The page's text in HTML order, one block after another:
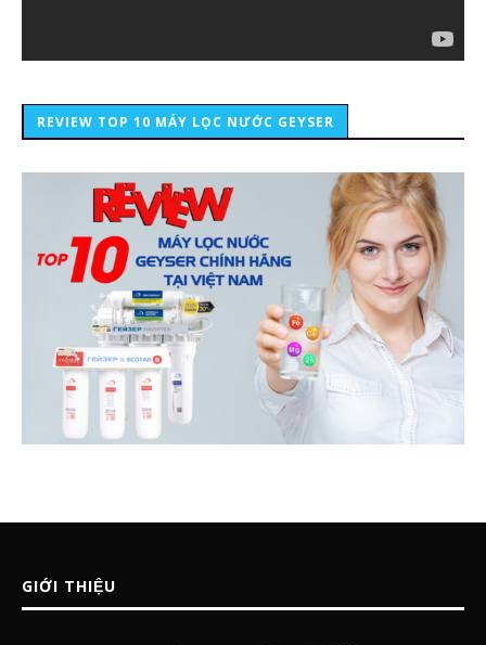
REVIEW TOP 10 MÁY LỌC NƯỚC GEYSER
GIỚI THIỆU